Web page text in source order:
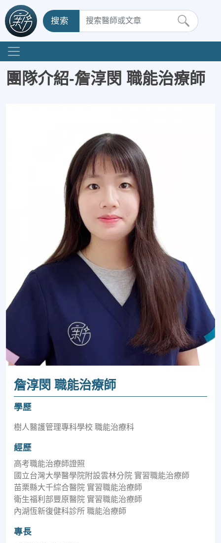
搜索
團隊介紹-詹淳閔 職能治療師
詹淳閔 職能治療師
學歷
樹人醫護管理專科學校 職能治療科
經歷
高考職能治療師證照
國立台灣大學醫學院附設雲林分院 實習職能治療師
苗栗縣大千綜合醫院 實習職能治療師
衛生福利部豐原醫院 實習職能治療師
內湖恆新復健科診所 職能治療師
專長